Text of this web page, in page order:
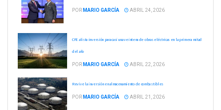
POR MARIO GARCÍA ABRIL 24, 2026
CFE alista inversión para casi una veintena de obras eléctricas en la primera mitad
del año
POR MARIO GARCÍA ABRIL 22, 2026
Revive la inversión en almacenamiento de combustibles
POR MARIO GARCÍA ABRIL 21, 2026